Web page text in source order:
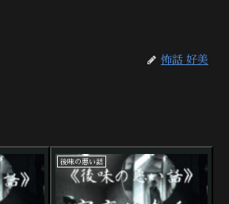
怖話 好美
後味の悪い話